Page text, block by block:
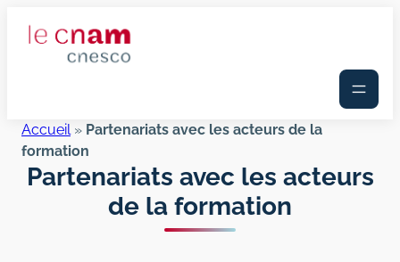
Accueil» Partenariats avec les acteurs de la
formation
Partenariats avec les acteurs
de la formation